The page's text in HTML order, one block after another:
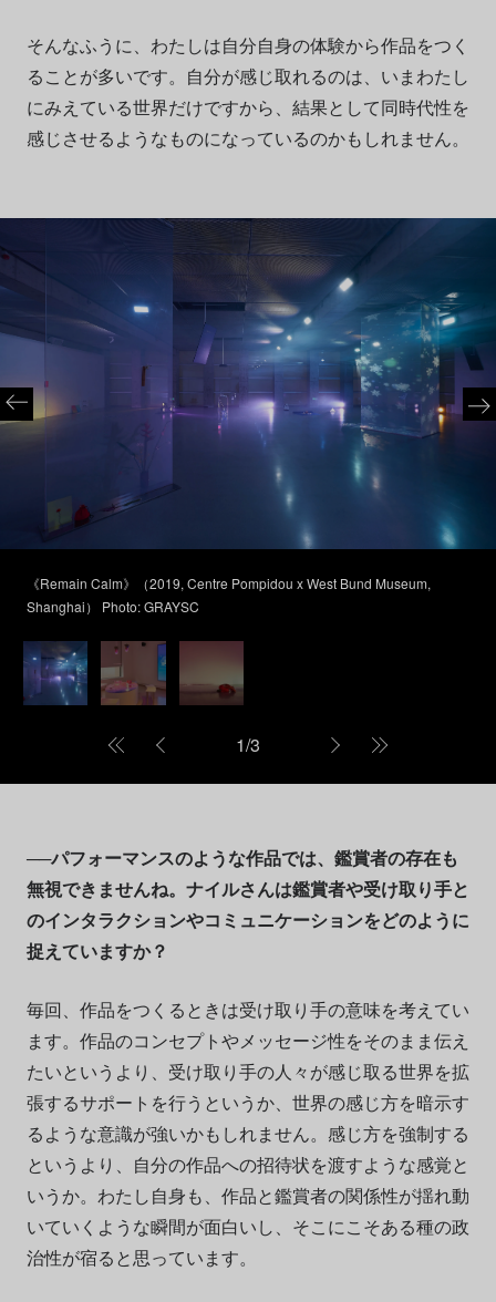
そんなふうに、わたしは自分自身の体験から作品をつく
ることが多いです。自分が感じ取れるのは、いまわたし
にみえている世界だけですから、結果として同時代性を
感じさせるようなものになっているのかもしれません。
《Remain Calm》（2019, Centre Pompidou x West Bund Museum,
Shanghai） Photo: GRAYSC
1/3
──パフォーマンスのような作品では、鑑賞者の存在も
無視できませんね。ナイルさんは鑑賞者や受け取り手と
のインタラクションやコミュニケーションをどのように
捉えていますか？
毎回、作品をつくるときは受け取り手の意味を考えてい
ます。作品のコンセプトやメッセージ性をそのまま伝え
たいというより、受け取り手の人々が感じ取る世界を拡
張するサポートを行うというか、世界の感じ方を暗示す
るような意識が強いかもしれません。感じ方を強制する
というより、自分の作品への招待状を渡すような感覚と
いうか。わたし自身も、作品と鑑賞者の関係性が揺れ動
いていくような瞬間が面白いし、そこにこそある種の政
治性が宿ると思っています。